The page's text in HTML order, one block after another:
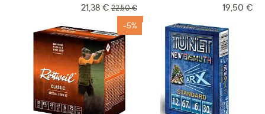
Prix Spécial
21,38 € Prix normal
22,50 € 19,50 €
-5%